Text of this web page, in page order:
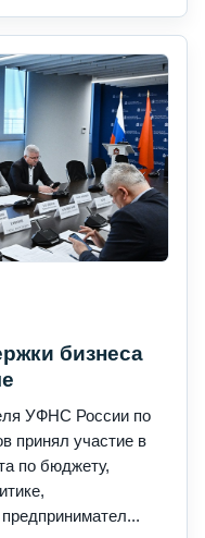
бизнеса
УФНС России по
принял участие в
по бюджету,